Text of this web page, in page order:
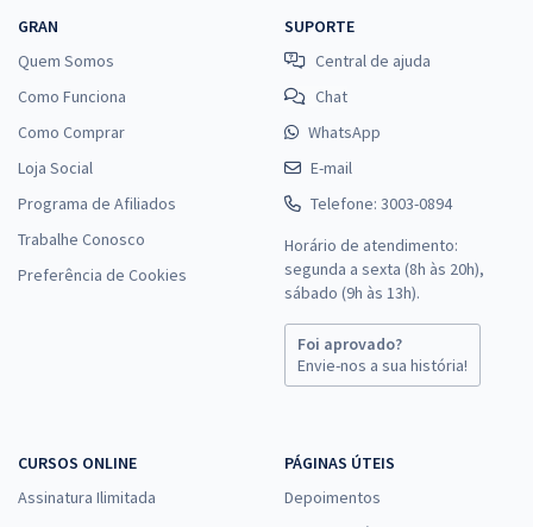
GRAN
Quem Somos
Como Funciona
Como Comprar
Loja Social
Programa de Afiliados
Trabalhe Conosco
Preferência de Cookies
SUPORTE
Central de ajuda
Chat
WhatsApp
E-mail
Telefone: 3003-0894
Horário de atendimento:
segunda a sexta (8h às 20h),
sábado (9h às 13h).
Foi aprovado?
Envie-nos a sua história!
CURSOS ONLINE
Assinatura Ilimitada
PÁGINAS ÚTEIS
Depoimentos